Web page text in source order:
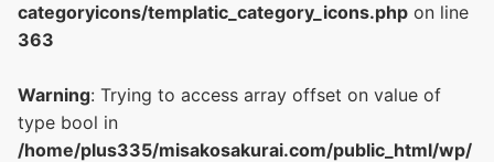
categoryicons/templatic_category_icons.php on line
363
Warning: Trying to access array offset on value of
type bool in
/home/plus335/misakosakurai.com/public_html/wp/